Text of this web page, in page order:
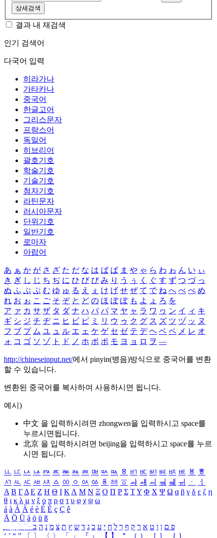
상세검색
결과 내 재검색
인기 검색어
다국어 입력
히라가나
가타카나
중국어
한글고어
그리스문자
프랑스어
독일어
히브리어
괄호기호
학술기호
기술기호
첨자기호
라틴문자
러시아문자
단위기호
일반기호
로마자
아랍어
あ ぁ か が さ ざ た だ な は ば ぱ ま や ゃ ら わ ゎ ん い ぃ
き ぎ し じ ち ぢ に ひ び ぴ み り う ぅ く ぐ す ず つ づ っ
ぬ ふ ぶ ぷ む ゆ ゅ る え ぇ け げ せ ぜ て で ね へ べ ぺ め
れ お ぉ こ ご そ ぞ と ど の ほ ぼ ぽ も よ ょ ろ を
ア ァ カ サ ザ タ ダ ナ ハ バ パ マ ヤ ャ ラ ワ ヮ ン イ ィ キ
ギ シ ジ チ ヂ ニ ヒ ビ ピ ミ リ ウ ゥ ク グ ス ズ ツ ヅ ッ ヌ
フ ブ プ ム ユ ュ ル エ ェ ケ ゲ セ ゼ テ デ ヘ ベ ペ メ レ オ
ォ コ ゴ ソ ゾ ト ド ノ ホ ボ ポ モ ヨ ョ ロ ヲ ―
http://chineseinput.net/에서 pinyin(병음)방식으로 중국어를 변환
할 수 있습니다.
변환된 중국어를 복사하여 사용하시면 됩니다.
예시)
中文 을 입력하시려면 zhongwen을 입력하시고 space를
누르시면됩니다.
北京 을 입력하시려면 beijing을 입력하시고 space를 누르
시면 됩니다.
ㅥ ㅦ ㅧ ㅨ ㅩ ㅪ ㅫ ㅬ ㅭ ㅮ ㅯ ㅰ ㅱ ㅲ ㅳ ㅴ ㅵ ㅶ ㅷ ㅸ
ㅹ
ㅺ ㅻ ㅼ ㅽ ㅾ ㅿ ㆀ ㆁ ㆂ ㆃ ㆄ ㆅ ㆆ ㆇ ㆈ ㆉ ㆊ ㆋ ㆌ ㆍ
ㆎ
Α Β ΓΔ Ε Ζ Η Θ Ι ΚΛ Μ Ν Ξ Ο Π Ρ Σ ΤΥ Φ Χ Ψ Ω α β γ δ ε ζ η
θ ι κ λ μ ν ξ ο π ρ σ τ υ φ χ ψ ω
á à Á À é è É È ç Ç ê
Ä Ö Ü ä ö ü ß
ִֶֹ ֻּ ׁׂ פ ם ן ו ט א ר ק ף ך ל ח י ע כ ג ד ש ץ ת צ מ נ ה ב
‘ ’ “ ” 〔 〕 〈 〉 「 」 『 』 【 】 ＂ （ ） ［ ］ ｛ ｝